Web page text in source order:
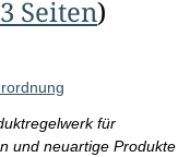
Seiten)
für
und neuartige Produkte